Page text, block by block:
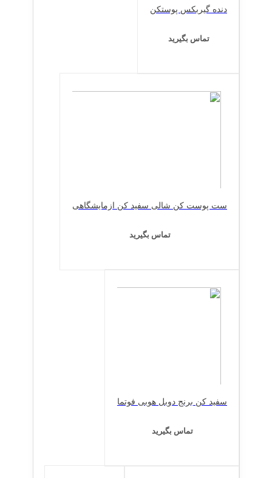
دنده گیربکس پوستکن
تماس بگیرید
ست پوست کن شالی سفید کن ازمایشگاهی
تماس بگیرید
سفید کن برنج دوبل هوبی فوتما
تماس بگیرید